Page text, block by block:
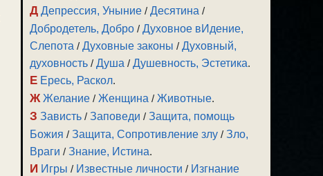
Д Депрессия, Уныние /Десятина /
Добродетель, Добро /Духовное вИдение,
Слепота /Духовные законы /Духовный,
духовность /Душа /Душевность, Эстетика.
Е Ересь, Раскол.
Ж Желание /Женщина /Животные.
З Зависть /Заповеди /Защита, помощь
Божия /Защита, Сопротивление злу /Зло,
Враги /Знание, Истина.
И Игры / Известные личности / Изгнание